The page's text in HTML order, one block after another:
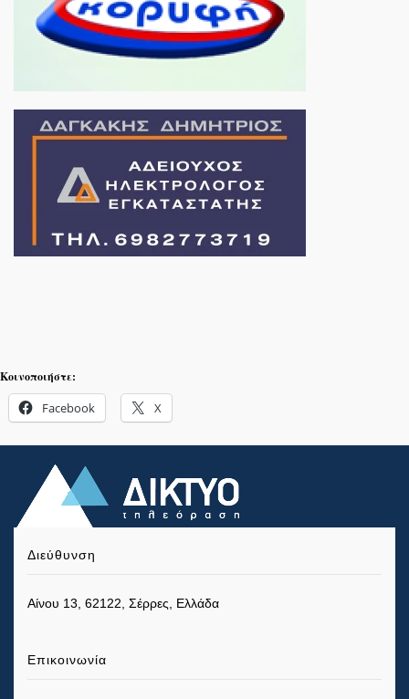
Κοινοποιήστε:
Facebook X
Διεύθυνση
Αίνου 13, 62122, Σέρρες, Ελλάδα
Επικοινωνία